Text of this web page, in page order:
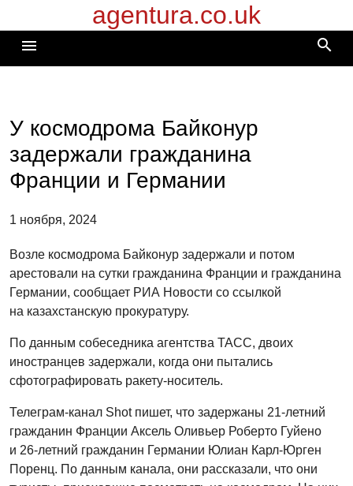
к
содержимому
agentura.co.uk
menu search
У космодрома Байконур
задержали гражданина
Франции и Германии
1 ноября, 2024
Возле космодрома Байконур задержали и потом
арестовали на сутки гражданина Франции и гражданина
Германии, сообщает РИА Новости со ссылкой
на казахстанскую прокуратуру.
По данным собеседника агентства ТАСС, двоих
иностранцев задержали, когда они пытались
сфотографировать ракету-носитель.
Телеграм-канал Shot пишет, что задержаны 21-летний
гражданин Франции Аксель Оливьер Роберто Гуйено
и 26-летний гражданин Германии Юлиан Карл-Юрген
Поренц. По данным канала, они рассказали, что они